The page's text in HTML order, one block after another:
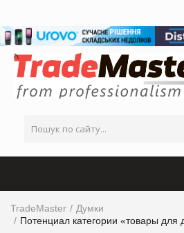
TradeMaster
Думки
Потенциал категории «товары для